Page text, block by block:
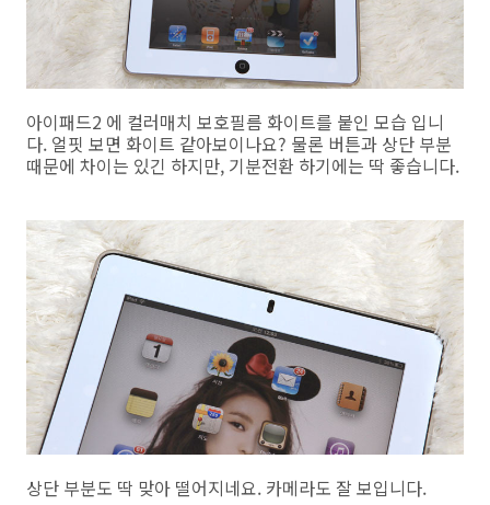
아이패드2 에 컬러매치 보호필름 화이트를 붙인 모습 입니
다. 얼핏 보면 화이트 같아보이나요? 물론 버튼과 상단 부분
때문에 차이는 있긴 하지만, 기분전환 하기에는 딱 좋습니다.
상단 부분도 딱 맞아 떨어지네요. 카메라도 잘 보입니다.